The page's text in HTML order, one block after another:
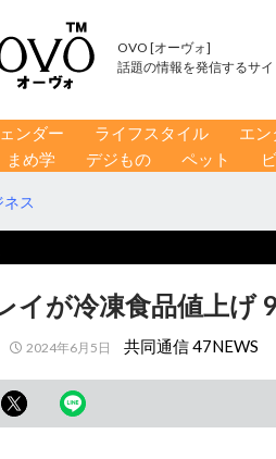
OVO [オーヴォ]
話題の情報を発信するサイ
ンダー ライフスタイル エン
まめ学 デジもの ペット
ネス
イが冷凍食品値上げ
2024年6月5日 共同通信 47NEWS